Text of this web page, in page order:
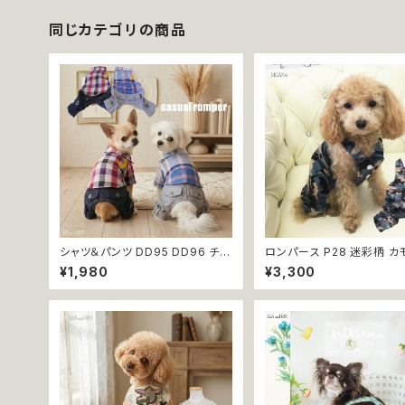
同じカテゴリの商品
シャツ＆パンツ DD95 DD96 チェ
ック柄 星柄 半袖 つなぎ オールイ
ンワン カバーオール 犬用 猫用 犬
猫 ペット 服 犬服 猫服 犬の服 猫
¥1,980
ロンパース P28 迷彩柄 カ
おしゃれ アーミー 小型犬
ット 服 犬服 猫服 犬の服
ドッグウェア 返品交換不可
¥3,300